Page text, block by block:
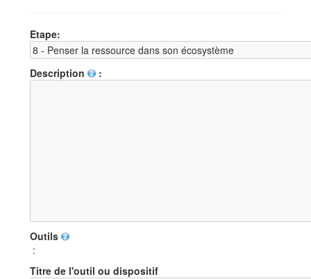
Etape:
Description :
Outils
:
Titre de l'outil ou dispositif